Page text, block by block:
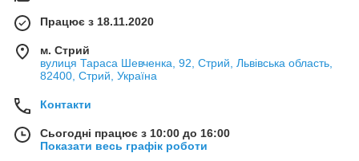
Працює з 18.11.2020
м. Стрий
вулиця Тараса Шевченка, 92, Стрий, Львівська область,
82400, Стрий, Україна
Контакти
Сьогодні працює з 10:00 до 16:00
Показати весь графік роботи